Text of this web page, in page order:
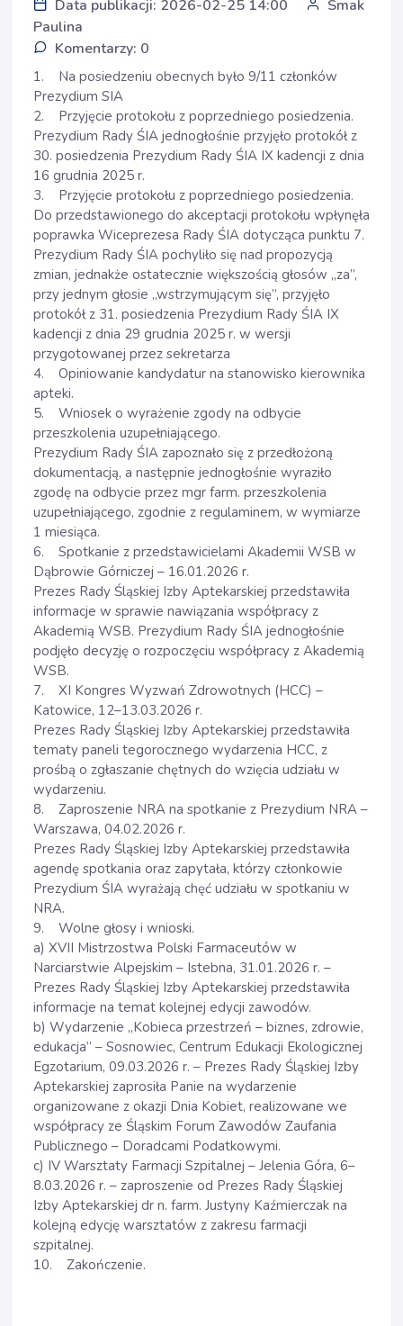
Data publikacji: 2026-02-25 14:00
Smak
Paulina
Komentarzy: 0
1. Na posiedzeniu obecnych było 9/11 członków
Prezydium SIA
2. Przyjęcie protokołu z poprzedniego posiedzenia.
Prezydium Rady ŚIA jednogłośnie przyjęło protokół z
30. posiedzenia Prezydium Rady ŚIA IX kadencji z dnia
16 grudnia 2025 r.
3. Przyjęcie protokołu z poprzedniego posiedzenia.
Do przedstawionego do akceptacji protokołu wpłynęła
poprawka Wiceprezesa Rady ŚIA dotycząca punktu 7.
Prezydium Rady ŚIA pochyliło się nad propozycją
zmian, jednakże ostatecznie większością głosów „za”,
przy jednym głosie „wstrzymującym się”, przyjęło
protokół z 31. posiedzenia Prezydium Rady ŚIA IX
kadencji z dnia 29 grudnia 2025 r. w wersji
przygotowanej przez sekretarza
4. Opiniowanie kandydatur na stanowisko kierownika
apteki.
5. Wniosek o wyrażenie zgody na odbycie
przeszkolenia uzupełniającego.
Prezydium Rady ŚIA zapoznało się z przedłożoną
dokumentacją, a następnie jednogłośnie wyraziło
zgodę na odbycie przez mgr farm. przeszkolenia
uzupełniającego, zgodnie z regulaminem, w wymiarze
1 miesiąca.
6. Spotkanie z przedstawicielami Akademii WSB w
Dąbrowie Górniczej – 16.01.2026 r.
Prezes Rady Śląskiej Izby Aptekarskiej przedstawiła
informacje w sprawie nawiązania współpracy z
Akademią WSB. Prezydium Rady ŚIA jednogłośnie
podjęło decyzję o rozpoczęciu współpracy z Akademią
WSB.
7. XI Kongres Wyzwań Zdrowotnych (HCC) –
Katowice, 12–13.03.2026 r.
Prezes Rady Śląskiej Izby Aptekarskiej przedstawiła
tematy paneli tegorocznego wydarzenia HCC, z
prośbą o zgłaszanie chętnych do wzięcia udziału w
wydarzeniu.
8. Zaproszenie NRA na spotkanie z Prezydium NRA –
Warszawa, 04.02.2026 r.
Prezes Rady Śląskiej Izby Aptekarskiej przedstawiła
agendę spotkania oraz zapytała, którzy członkowie
Prezydium ŚIA wyrażają chęć udziału w spotkaniu w
NRA.
9. Wolne głosy i wnioski.
a) XVII Mistrzostwa Polski Farmaceutów w
Narciarstwie Alpejskim – Istebna, 31.01.2026 r. –
Prezes Rady Śląskiej Izby Aptekarskiej przedstawiła
informacje na temat kolejnej edycji zawodów.
b) Wydarzenie „Kobieca przestrzeń – biznes, zdrowie,
edukacja” – Sosnowiec, Centrum Edukacji Ekologicznej
Egzotarium, 09.03.2026 r. – Prezes Rady Śląskiej Izby
Aptekarskiej zaprosiła Panie na wydarzenie
organizowane z okazji Dnia Kobiet, realizowane we
współpracy ze Śląskim Forum Zawodów Zaufania
Publicznego – Doradcami Podatkowymi.
c) IV Warsztaty Farmacji Szpitalnej – Jelenia Góra, 6–
8.03.2026 r. – zaproszenie od Prezes Rady Śląskiej
Izby Aptekarskiej dr n. farm. Justyny Kaźmierczak na
kolejną edycję warsztatów z zakresu farmacji
szpitalnej.
10. Zakończenie.